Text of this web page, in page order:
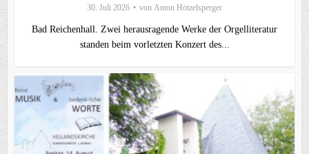
30. Juli 2026 von Anton Hötzelsperger
Bad Reichenhall. Zwei herausragende Werke der Orgelliteratur
standen beim vorletzten Konzert des...